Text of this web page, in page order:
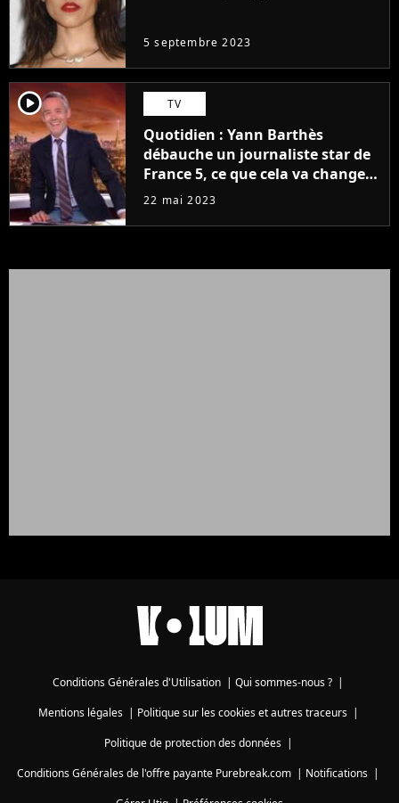
5 septembre 2023
player2 TV
Quotidien : Yann Barthès
débauche un journaliste star de
France 5, ce que cela va changer
à la rentrée
22 mai 2023
Conditions Générales d'Utilisation Qui sommes-nous ?
Mentions légales| Politique sur les cookies et autres traceurs|
Politique de protection des données|
Conditions Générales de l'offre payante Purebreak.com
Notifications